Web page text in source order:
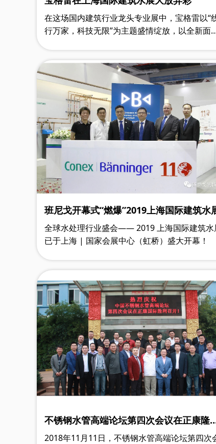
在这场国内建筑行业龙头专业展中，宝格雷以“
行万家，科技无限”为主题盛情绽放，以全新面
班尼戈开幕式“燃爆”2019上海国际建筑水
全球水处理行业盛会—— 2019 上海国际建筑水展
已于上海 | 国家会展中心（虹桥）盛大开幕！
不锈钢水管高端论坛第四次会议在正康隆
召开
2018年11月11日，不锈钢水管高端论坛第四次